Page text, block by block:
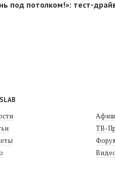
под потолком!»: тест-
ТВ-